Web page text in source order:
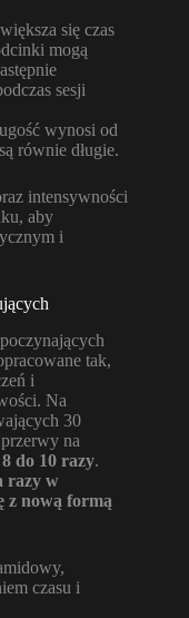
się czas
mogą
sesji
wynosi od
równie długie.
intensywności
aby
i
tak,
i
Na
30
na
8 do 10 razy.
razy w
z nową formą
czasu i